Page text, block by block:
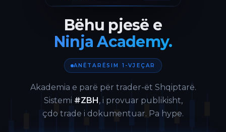
Bëhu pjesë e
Ninja Academy.
ANËTARËSIM 1-VJEÇAR
Akademia e parë për trader-ët Shqiptarë.
Sistemi #ZBH, i provuar publikisht,
çdo trade i dokumentuar. Pa hype.